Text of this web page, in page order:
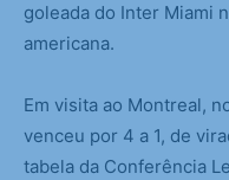
goleada do Inter Miami
americana.
Em visita ao Montreal,
venceu por 4 a 1, de
tabela da Conferência